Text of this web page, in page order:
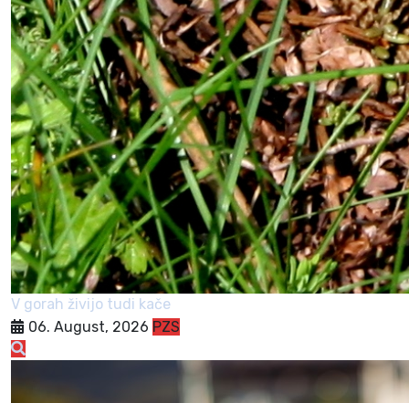
V gorah živijo tudi kače
06. August, 2026 PZS